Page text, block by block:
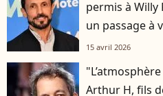
permis à Willy
un passage à
15 avril 2026
Arthur H, fils